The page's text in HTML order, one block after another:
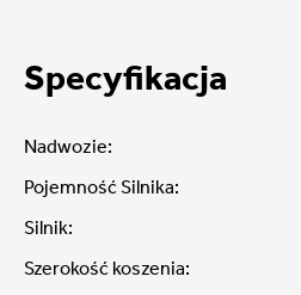
Specyfikacja
Nadwozie:
Pojemność Silnika:
Silnik:
Szerokość koszenia: